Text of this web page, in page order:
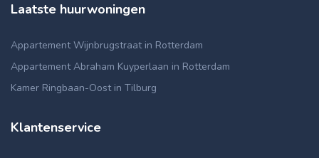
Laatste huurwoningen
Appartement Wijnbrugstraat in Rotterdam
Appartement Abraham Kuyperlaan in Rotterdam
Kamer Ringbaan-Oost in Tilburg
Klantenservice